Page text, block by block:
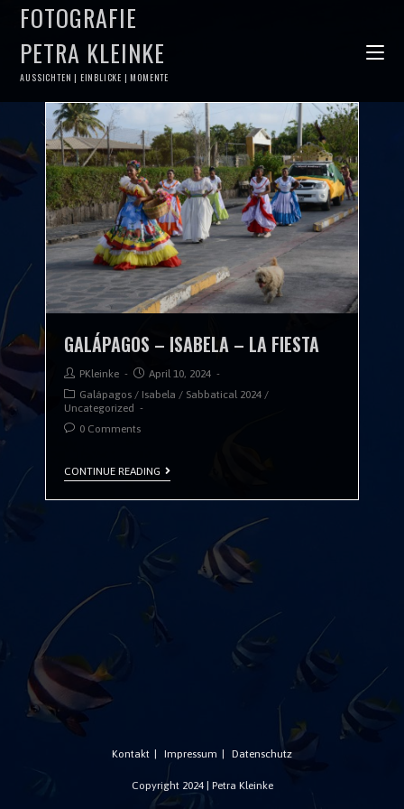
FOTOGRAFIE
PETRA KLEINKE
AUSSICHTEN | EINBLICKE | MOMENTE
GALÁPAGOS – ISABELA – LA FIESTA
PKleinke
April 10, 2024
Galápagos / Isabela / Sabbatical 2024 /
Uncategorized
0 Comments
CONTINUE READING
Kontakt Impressum Datenschutz
Copyright 2024 | Petra Kleinke